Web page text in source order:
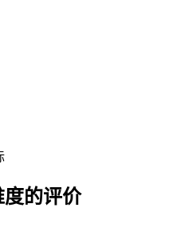
的评价